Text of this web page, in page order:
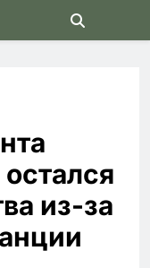
из-за